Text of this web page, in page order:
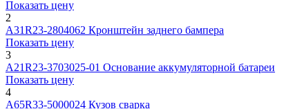
Показать цену
2
А31R23-2804062 Кронштейн заднего бампера
Показать цену
3
А21R23-3703025-01 Основание аккумуляторной батареи
Показать цену
4
А65R33-5000024 Кузов сварка